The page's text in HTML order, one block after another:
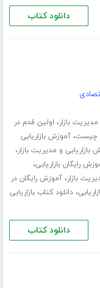
دانلود کتاب
بازار، اولین قدم در
چیست،آموزش بازاریابی
بازاریابی و مدیریت بازار،
رایگان بازاریابی،
بازار،آموزش رایگان در
،دانلود کتاب بازاریابی
دانلود کتاب